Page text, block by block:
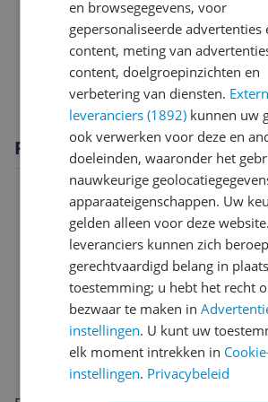
Functies
Scherm
Specificaties
Productomschrijving
en browsegegevens, voor
gepersonaliseerde advertenties
content, meting van
content, doelgroepinzichten en
verbetering van diensten.
leveranciers (1892) kunnen uw
ook verwerken voor deze en
doeleinden, waaronder het
nauwkeurige
apparaateigenschappen. Uw
gelden alleen voor deze
leveranciers kunnen zich
gerechtvaardigd belang in
toestemming; u hebt het recht
bezwaar te maken in
instellingen. U kunt uw
elk moment intrekken in
instellingen. Privacybeleid